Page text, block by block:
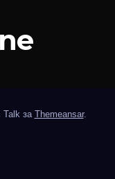
Talk за Themeansar.